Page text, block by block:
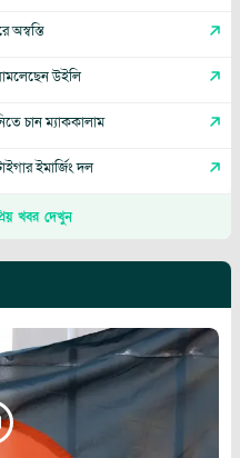
অস্বস্তি
উইলি
চান ম্যাককালাম
ইমার্জিং দল
খবর দেখুন